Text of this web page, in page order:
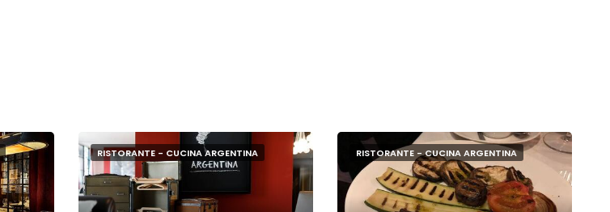
RISTORANTE - CUCINA ARGENTINA RISTORANTE - CUCINA ARGENTINA